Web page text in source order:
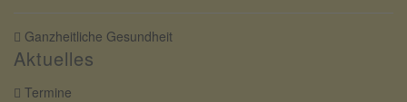
Ganzheitliche Gesundheit
Aktuelles
Termine